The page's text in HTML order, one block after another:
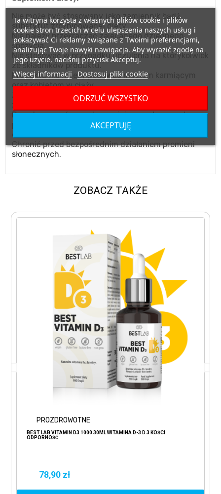
Nie może być stosowany jako zamiennik bądź
substytut zróżnicowanej diety.
Nie należy przekraczać zalecanego dziennego
spożycia.
Nie stosować w przypadku uczulenia na którykolwiek
ze składników produktu.
Produktu nie należy podawać matkom karmiącym
oraz kobietom w ciąży.
Zalecany jest zrównoważony sposób żywienia i
Przechowywać w suchym miejscu, w temperaturze
pokojowej, w miejscu niedostępnym dla małych
dzieci.
Chronić przed bezpośrednim działaniem promieni
słonecznych.
ZOBACZ TAKŻE
PROZDROWOTNE
BEST LAB VITAMIN D3 1000 30ML WITAMINA D-3 D 3 KOŚCI
ODPORNOŚĆ
78,90 zł
Ta witryna korzysta z własnych plików cookie i plików
cookie stron trzecich w celu ulepszenia naszych usług i
pokazywać Ci reklamy związane z Twoimi preferencjami,
analizując Twoje nawyki nawigacja. Aby wyrazić zgodę na
jego użycie, naciśnij przycisk Akceptuj.
Więcej informacji Dostosuj pliki cookie
ODRZUĆ WSZYSTKO
AKCEPTUJĘ